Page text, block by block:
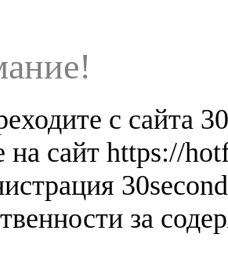
с сайта
на сайт https://
за